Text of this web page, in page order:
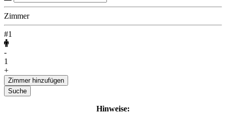
Zimmer
#1
-
1
+
Zimmer hinzufügen
Suche
Hinweise: